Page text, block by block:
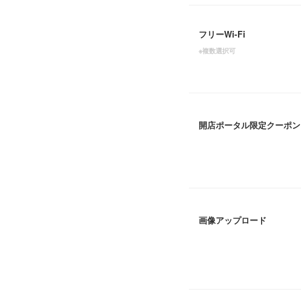
フリーWi-Fi
※複数選択可
開店ポータル限定クーポン
画像アップロード